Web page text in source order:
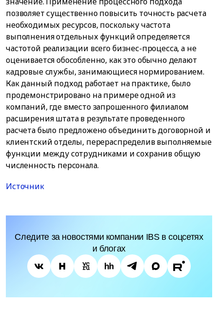
позволяет существенно повысить точность расчета
необходимых ресурсов, поскольку частота
выполнения отдельных функций определяется
частотой реализации всего бизнес-процесса, а не
оценивается обособленно, как это обычно делают
кадровые службы, занимающиеся нормированием.
Как данный подход работает на практике, было
продемонстрировано на примере одной из
компаний, где вместо запрошенного филиалом
расширения штата в результате проведенного
расчета было предложено объединить договорной и
клиентский отделы, перераспределив выполняемые
функции между сотрудниками и сохранив общую
численность персонала.
Источник
Следите за новостями компании IBS в соцсетях
и блогах